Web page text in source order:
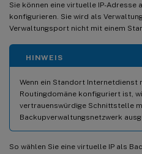
Sie können eine virtuelle IP-Adresse
konfigurieren. Sie wird als
Verwaltungsport nicht mit einem
HINWEIS
Wenn ein Standort Internetdienst
Routingdomäne konfiguriert ist,
vertrauenswürdige Schnittstelle
Backupverwaltungsnetzwerk
So wählen Sie eine virtuelle IP als